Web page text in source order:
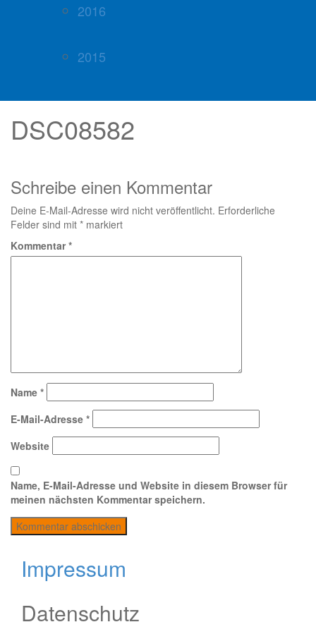
2016
2015
DSC08582
Schreibe einen Kommentar
Deine E-Mail-Adresse wird nicht veröffentlicht. Erforderliche
Felder sind mit * markiert
Kommentar*
Name *
E-Mail-Adresse *
Website
Name, E-Mail-Adresse und Website in diesem Browser für
meinen nächsten Kommentar speichern.
Impressum
Datenschutz